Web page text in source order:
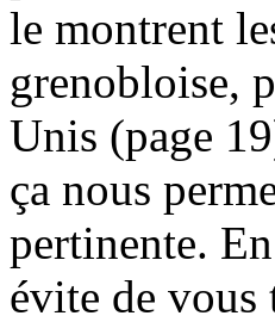
le montrent
grenobloise,
Unis (page
ça nous
pertinente.
évite de vous